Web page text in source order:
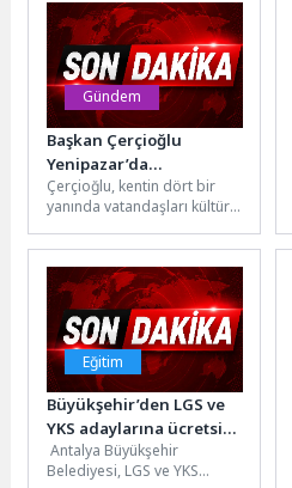
binlerce...
Gündem
Başkan Çerçioğlu
Yenipazar’da
Vatandaşları Açık Hava
Sineması ile Buluşturdu
Çerçioğlu, kentin dört bir
yanında vatandaşları kültür
buluşturmaya devam ediyor.
Aydın...
Eğitim
Büyükşehir’den LGS ve
YKS adaylarına ücretsiz
ulaşım desteği
Antalya Büyükşehir
Belediyesi, LGS ve YKS